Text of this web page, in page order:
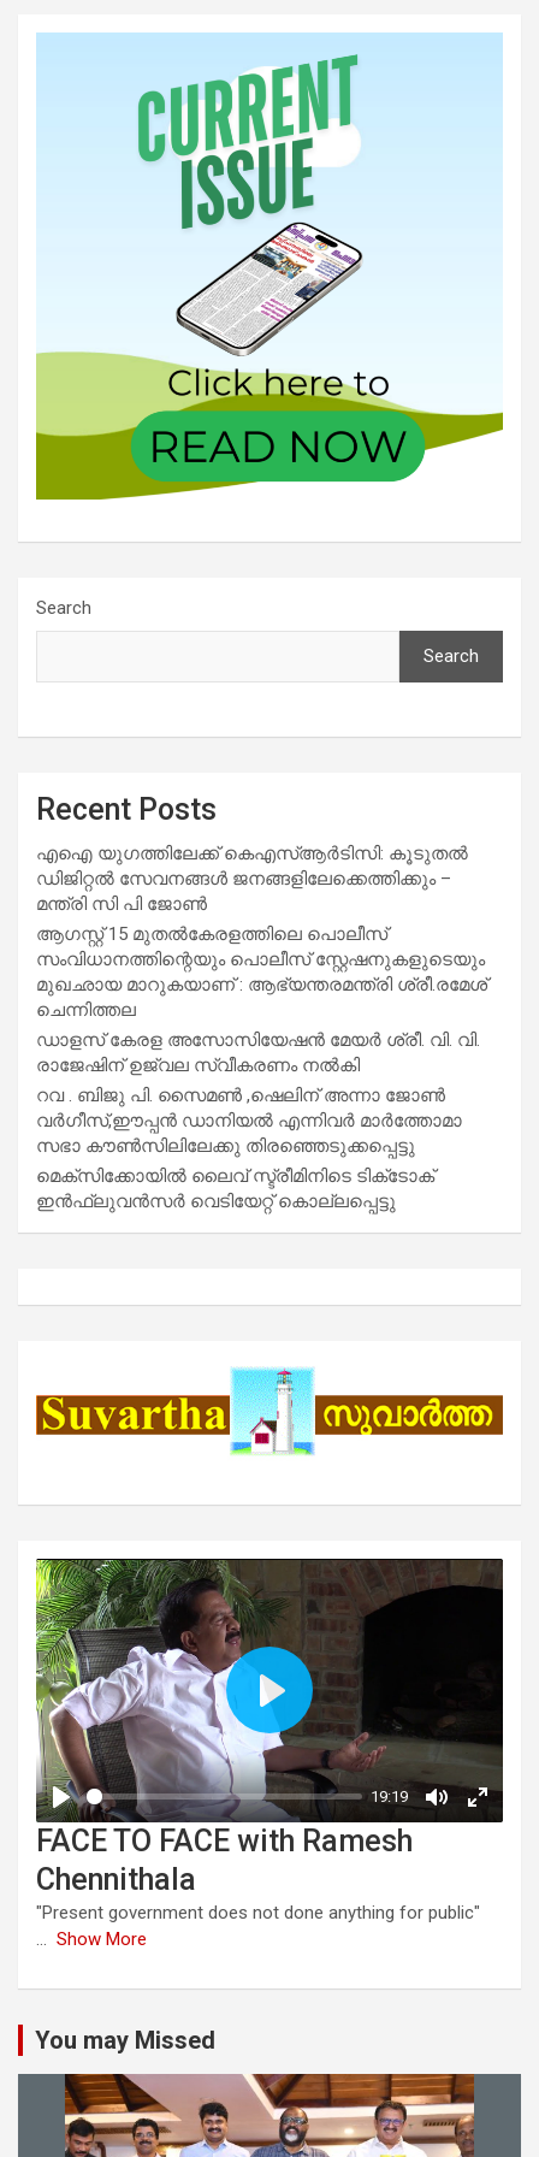
Search
Search
Recent Posts
എഐ യുഗത്തിലേക്ക് കെഎസ്ആർടിസി: കൂടുതൽ
ഡിജിറ്റൽ സേവനങ്ങൾ ജനങ്ങളിലേക്കെത്തിക്കും –
മന്ത്രി സി പി ജോൺ
ആഗസ്റ്റ് 15 മുതല്‍കേരളത്തിലെ പൊലീസ്
സംവിധാനത്തിന്റെയും പൊലീസ് സ്റ്റേഷനുകളുടെയും
മുഖഛായ മാറുകയാണ് : ആഭ്യന്തരമന്ത്രി ശ്രീ.രമേശ്
ചെന്നിത്തല
ഡാളസ് കേരള അസോസിയേഷൻ മേയർ ശ്രീ. വി. വി.
രാജേഷിന് ഉജ്വല സ്വീകരണം നൽകി
റവ . ബിജു പി. സൈമൺ ,ഷെലിന് അന്നാ ജോൺ
വർഗീസ്,ഈപ്പൻ ഡാനിയൽ എന്നിവർ മാർത്തോമാ
സഭാ കൗൺസിലിലേക്കു തിരഞ്ഞെടുക്കപ്പെട്ടു
മെക്സിക്കോയിൽ ലൈവ് സ്ട്രീമിനിടെ ടിക്‌ടോക്
ഇൻഫ്ലുവൻസർ വെടിയേറ്റ് കൊല്ലപ്പെട്ടു
FACE TO FACE with Ramesh
Chennithala
"Present government does not done anything for public"
... Show More
You may Missed